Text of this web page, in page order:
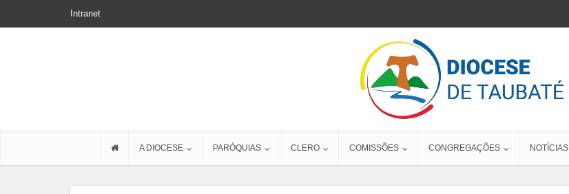
Intranet
A DIOCESE PARÓQUIAS CLERO COMISSÕES CONGREGAÇÕES NOTÍCIAS